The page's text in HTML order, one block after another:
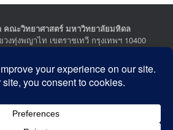
คณะวิทยาศาสตร์ มหาวิทยาลัยมหิดล
งทุ่งพญาไท เขตราชเทวี กรุงเทพฯ 10400
Faculty of Science, Mahidol
University
Ratchathewi District, Bangkok 10400
5641-2, Fax : +662-354-7157